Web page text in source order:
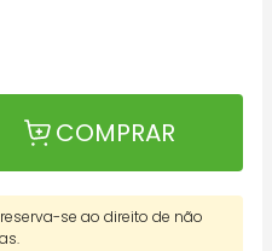
COMPRAR
se ao direito de não